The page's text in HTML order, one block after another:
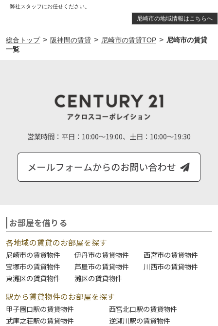
尼崎市の地域情報はこちらへ
弊社スタッフにお任せください。
総合トップ > 阪神間の賃貸 > 尼崎市の賃貸TOP > 尼崎市の賃貸
一覧
営業時間： 平日：10:00～19:00、土日：10:00～19:30
お部屋を借りる
各地域の賃貸のお部屋を探す
尼崎市の賃貸物件 伊丹市の賃貸物件
西宮市の賃貸物件
宝塚市の賃貸物件
芦屋市の賃貸物件
川西市の賃貸物件
東灘区の賃貸物件
灘区の賃貸物件
駅から賃貸物件のお部屋を探す
甲子園口駅の賃貸物件
西宮北口駅の賃貸物件
武庫之荘駅の賃貸物件
逆瀬川駅の賃貸物件